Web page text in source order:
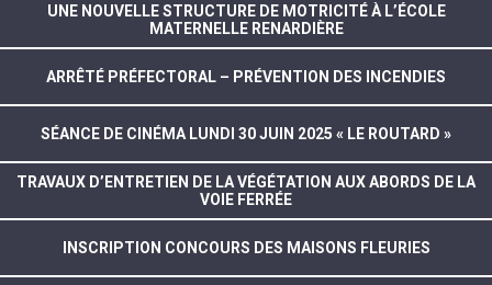
UNE NOUVELLE STRUCTURE DE MOTRICITÉ À L’ÉCOLE
MATERNELLE RENARDIÈRE
ARRÊTÉ PRÉFECTORAL – PRÉVENTION DES INCENDIES
SÉANCE DE CINÉMA LUNDI 30 JUIN 2025 « LE ROUTARD »
TRAVAUX D’ENTRETIEN DE LA VÉGÉTATION AUX ABORDS DE LA
VOIE FERRÉE
INSCRIPTION CONCOURS DES MAISONS FLEURIES